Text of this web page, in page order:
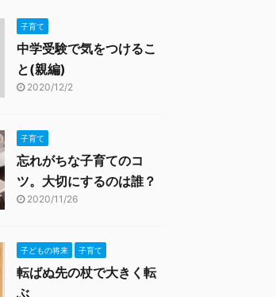
子育て
中学受験で気をつけるこ
と(親編)
2020/12/2
子育て
忘れがちな子育てのコ
ツ。大切にするのは誰？
2020/11/26
子どもの将来 子育て
転ばぬ先の杖で大きく転
ぶ